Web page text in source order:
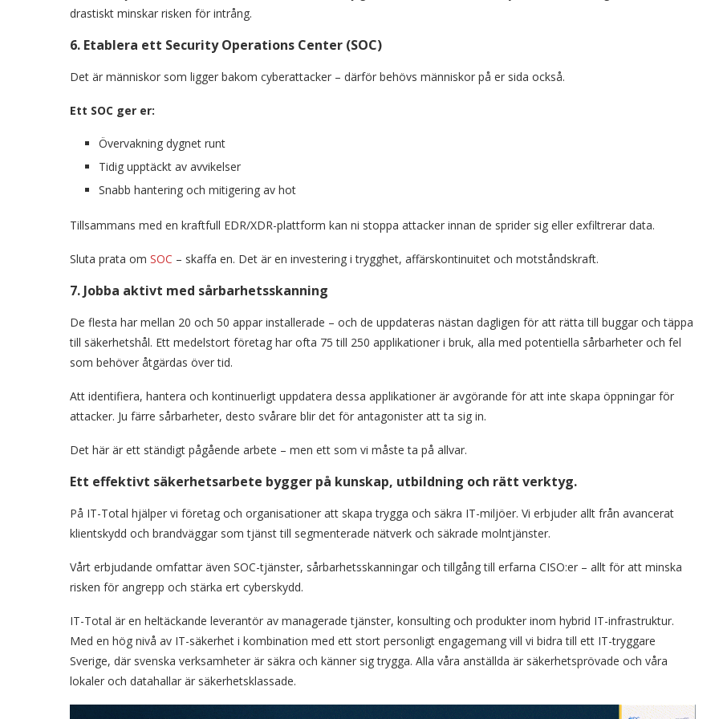
drastiskt minskar risken för intrång.
6. Etablera ett Security Operations Center (SOC)
Det är människor som ligger bakom cyberattacker – därför behövs människor på er sida också.
Ett SOC ger er:
Övervakning dygnet runt
Tidig upptäckt av avvikelser
Snabb hantering och mitigering av hot
Tillsammans med en kraftfull EDR/XDR-plattform kan ni stoppa attacker innan de sprider sig eller exfiltrerar data.
Sluta prata om SOC – skaffa en. Det är en investering i trygghet, affärskontinuitet och motståndskraft.
7. Jobba aktivt med sårbarhetsskanning
De flesta har mellan 20 och 50 appar installerade – och de uppdateras nästan dagligen för att rätta till buggar och täppa
till säkerhetshål. Ett medelstort företag har ofta 75 till 250 applikationer i bruk, alla med potentiella sårbarheter och fel
som behöver åtgärdas över tid.
Att identifiera, hantera och kontinuerligt uppdatera dessa applikationer är avgörande för att inte skapa öppningar för
attacker. Ju färre sårbarheter, desto svårare blir det för antagonister att ta sig in.
Det här är ett ständigt pågående arbete – men ett som vi måste ta på allvar.
Ett effektivt säkerhetsarbete bygger på kunskap, utbildning och rätt verktyg.
På IT-Total hjälper vi företag och organisationer att skapa trygga och säkra IT-miljöer. Vi erbjuder allt från avancerat
klientskydd och brandväggar som tjänst till segmenterade nätverk och säkrade molntjänster.
Vårt erbjudande omfattar även SOC-tjänster, sårbarhetsskanningar och tillgång till erfarna CISO:er – allt för att minska
risken för angrepp och stärka ert cyberskydd.
IT-Total är en heltäckande leverantör av managerade tjänster, konsulting och produkter inom hybrid IT-infrastruktur.
Med en hög nivå av IT-säkerhet i kombination med ett stort personligt engagemang vill vi bidra till ett IT-tryggare
Sverige, där svenska verksamheter är säkra och känner sig trygga. Alla våra anställda är säkerhetsprövade och våra
lokaler och datahallar är säkerhetsklassade.